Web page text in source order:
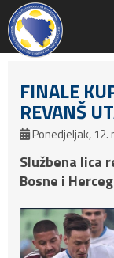
FINALE
REVANŠ
Ponedjeljak, 12.
Službena lica
Bosne i